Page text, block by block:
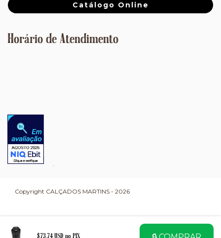
Catálogo Online
Horário de Atendimento
Copyright CALÇADOS MARTINS - 2026
$73.74 USD